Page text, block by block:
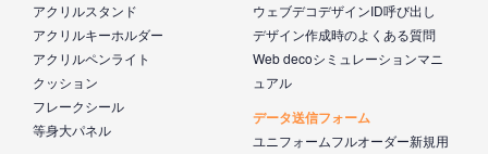
アクリルスタンド
アクリルキーホルダー
アクリルペンライト
クッション
フレークシール
等身大パネル
ウェブデコデザインID呼び出し
デザイン作成時のよくある質問
Web decoシミュレーションマニ
ュアル
データ送信フォーム
ユニフォームフルオーダー新規用